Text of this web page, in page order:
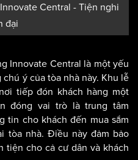
Central - Tiện nghi
đại
Innovate Central là một yếu
ý của tòa nhà này. Khu lễ
tiếp đón khách hàng một
đóng vai trò là trung tâm
tin cho khách đến mua sắm
tòa nhà. Điều này đảm bảo
tiện cho cả cư dân và khách